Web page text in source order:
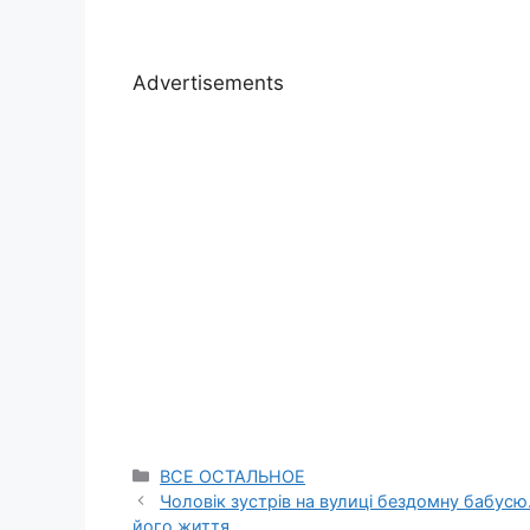
Advertisements
Categories
ВСЕ ОСТАЛЬНОЕ
Чоловік зустрів на вулиці бездомну
його життя.